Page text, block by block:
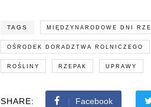
TAGS MIĘDZYNARODOWE DNI
OŚRODEK DORADZTWA ROLNICZEGO
ROŚLINY RZEPAK UPRAWY
SHARE: Facebook